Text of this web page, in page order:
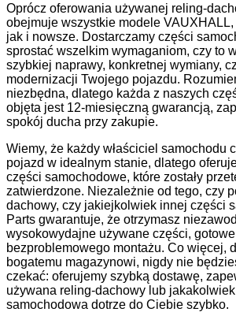
Oprócz oferowania używanej reling-
obejmuje wszystkie modele
jak i nowsze. Dostarczamy części
sprostać wszelkim wymaganiom, czy to
szybkiej naprawy, konkretnej wymiany,
modernizacji Twojego pojazdu.
niezbędna, dlatego każda z naszych
objęta jest 12-miesięczną gwarancją,
spokój ducha przy zakupie.
Wiemy, że każdy właściciel samochodu
pojazd w idealnym stanie, dlatego
części samochodowe, które zostały
zatwierdzone. Niezależnie od tego, czy
dachowy, czy jakiejkolwiek innej części
Parts gwarantuje, że otrzymasz
wysokowydajne używane części,
bezproblemowego montażu. Co więcej,
bogatemu magazynowi, nigdy nie
czekać: oferujemy szybką dostawę,
używana reling-dachowy lub
samochodowa dotrze do Ciebie szybko.